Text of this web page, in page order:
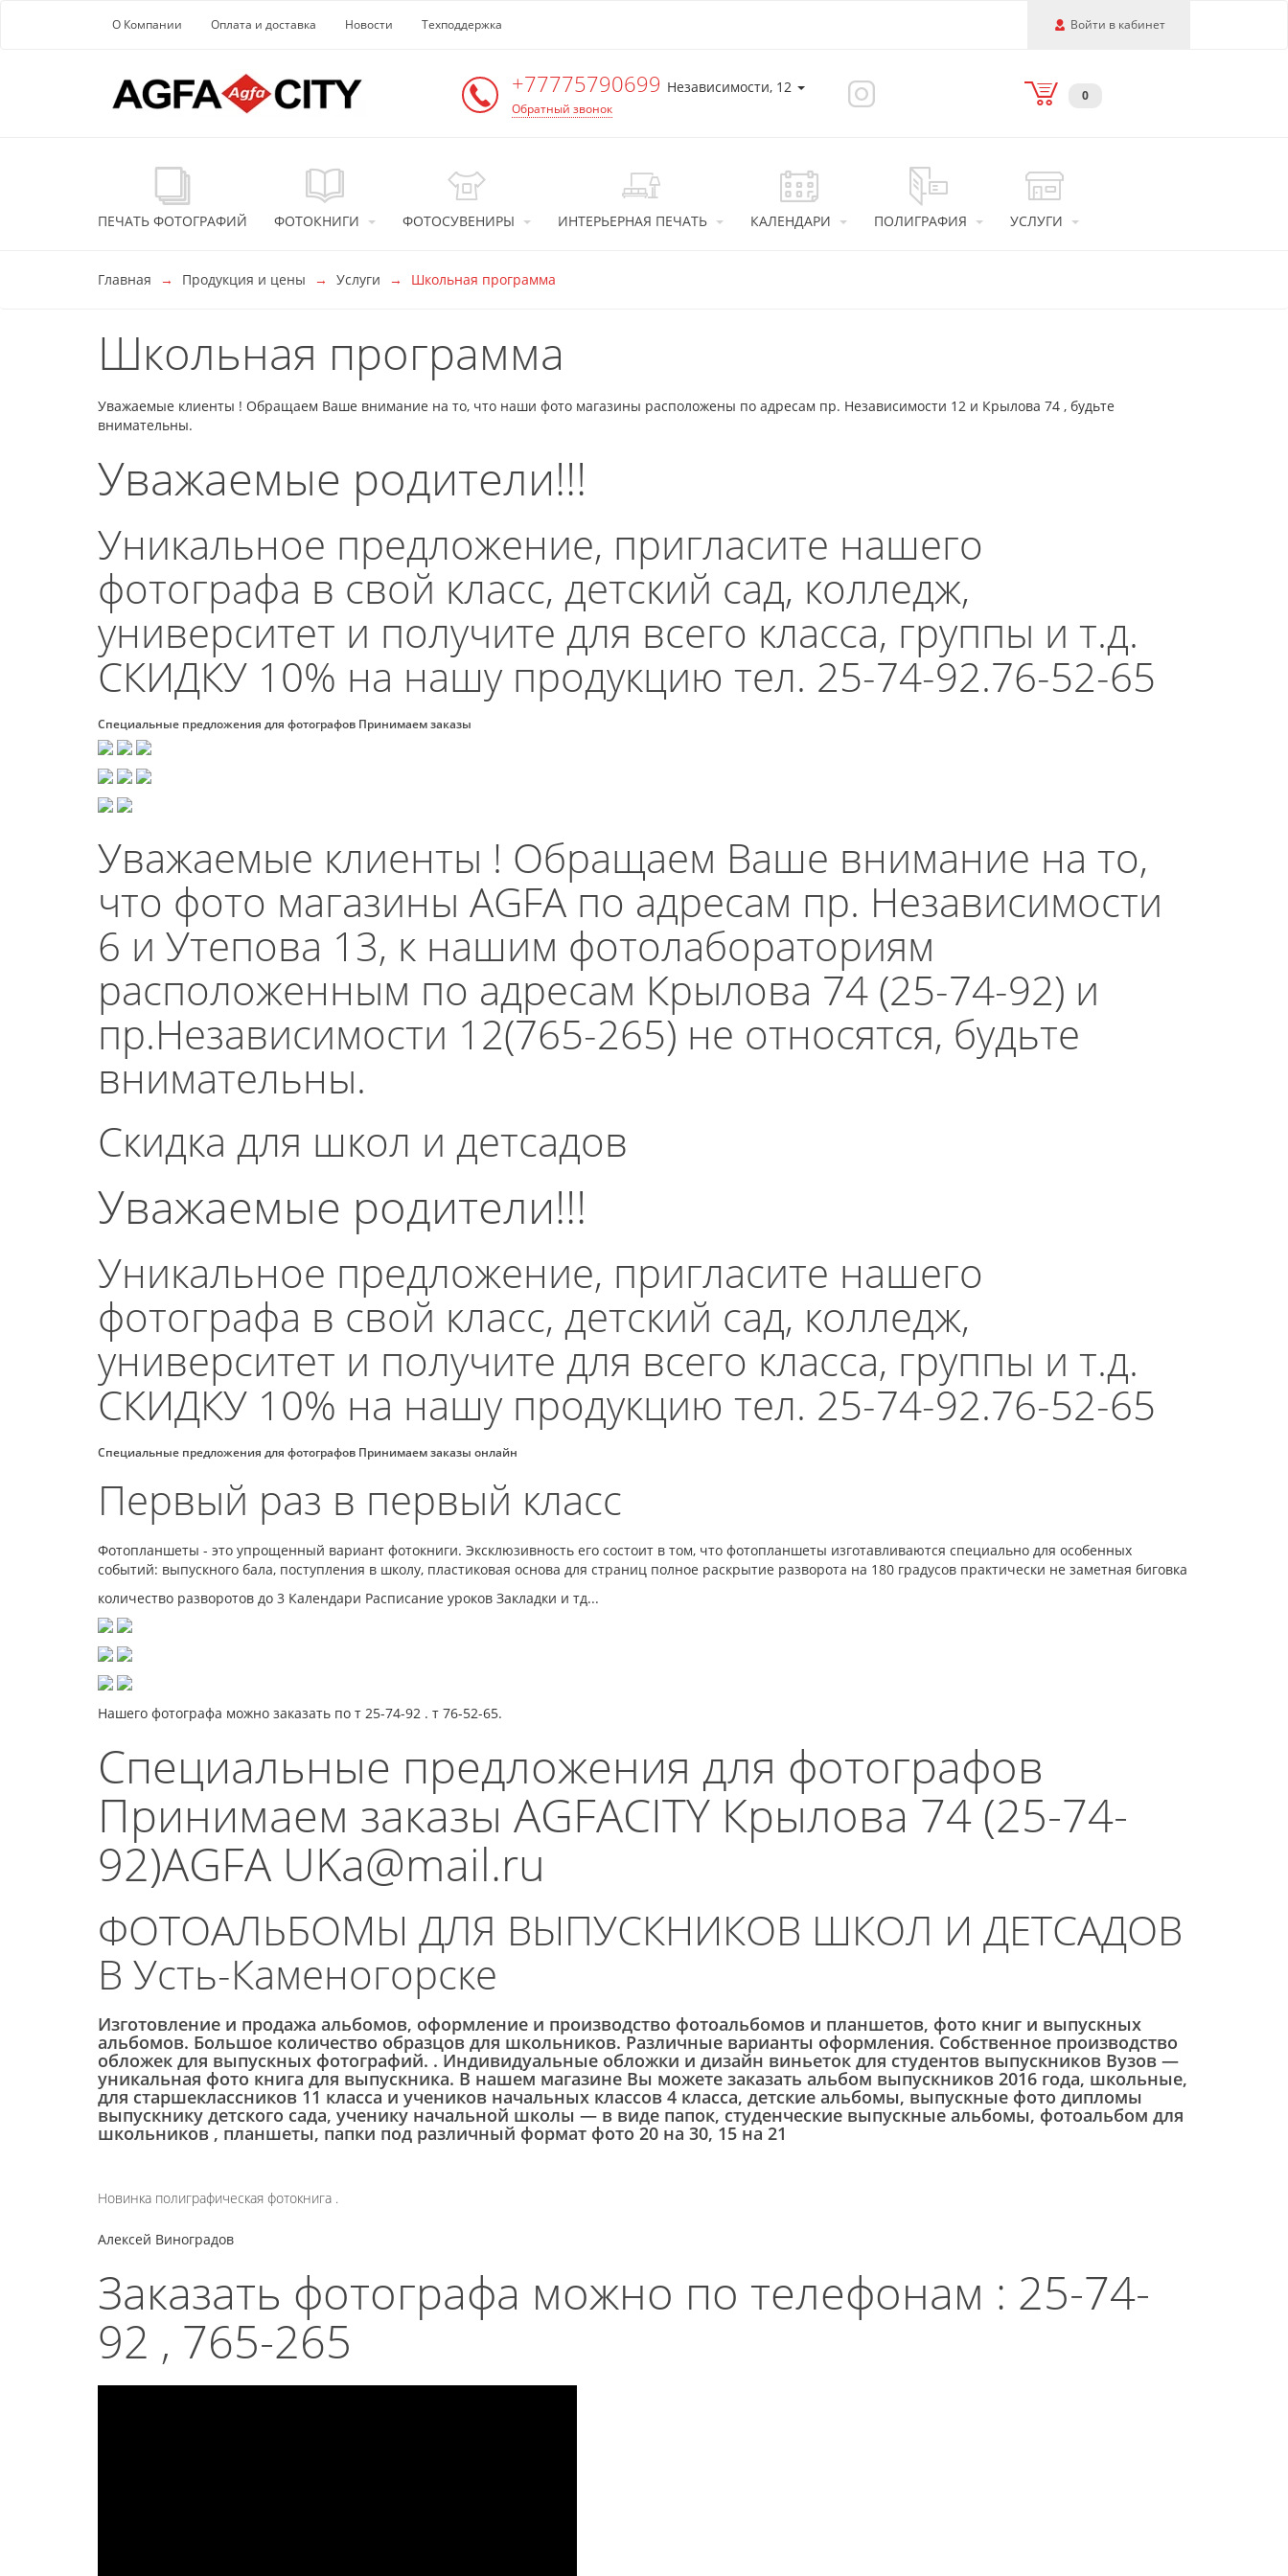
Перейти к основной информации
О Компании Оплата и доставка Новости Техподдержка Войти в кабинет
+77775790699 Независимости, 12
Обратный звонок
0
ПЕЧАТЬ ФОТОГРАФИЙ ФОТОКНИГИ ФОТОСУВЕНИРЫ ИНТЕРЬЕРНАЯ ПЕЧАТЬ КАЛЕНДАРИ ПОЛИГРАФИЯ УСЛУГИ
Главная Продукция и цены Услуги Школьная программа
Школьная программа
Уважаемые клиенты ! Обращаем Ваше внимание на то, что наши фото магазины расположены по адресам пр. Независимости 12 и Крылова 74 , будьте
внимательны.
Уважаемые родители!!!
Уникальное предложение, пригласите нашего
фотографа в свой класс, детский сад, колледж,
университет и получите для всего класса, группы и т.д.
СКИДКУ 10% на нашу продукцию тел. 25-74-92.76-52-65
Специальные предложения для фотографов Принимаем заказы
Уважаемые клиенты ! Обращаем Ваше внимание на то,
что фото магазины AGFA по адресам пр. Независимости
6 и Утепова 13, к нашим фотолабораториям
расположенным по адресам Крылова 74 (25-74-92) и
пр.Независимости 12(765-265) не относятся, будьте
внимательны.
Скидка для школ и детсадов
Уважаемые родители!!!
Уникальное предложение, пригласите нашего
фотографа в свой класс, детский сад, колледж,
университет и получите для всего класса, группы и т.д.
СКИДКУ 10% на нашу продукцию тел. 25-74-92.76-52-65
Специальные предложения для фотографов Принимаем заказы онлайн
Первый раз в первый класс
Фотопланшеты - это упрощенный вариант фотокниги. Эксклюзивность его состоит в том, что фотопланшеты изготавливаются специально для особенных
событий: выпускного бала, поступления в школу, пластиковая основа для страниц полное раскрытие разворота на 180 градусов практически не заметная биговка
количество разворотов до 3 Календари Расписание уроков Закладки и тд...
Нашего фотографа можно заказать по т 25-74-92 . т 76-52-65.
Специальные предложения для фотографов
Принимаем заказы AGFACITY Крылова 74 (25-74-
92)AGFA UKa@mail.ru
ФОТОАЛЬБОМЫ ДЛЯ ВЫПУСКНИКОВ ШКОЛ И ДЕТСАДОВ
В Усть-Каменогорске
Изготовление и продажа альбомов, оформление и производство фотоальбомов и планшетов, фото книг и выпускных
альбомов. Большое количество образцов для школьников. Различные варианты оформления. Собственное производство
обложек для выпускных фотографий. . Индивидуальные обложки и дизайн виньеток для студентов выпускников Вузов —
уникальная фото книга для выпускника. В нашем магазине Вы можете заказать альбом выпускников 2016 года, школьные,
для старшеклассников 11 класса и учеников начальных классов 4 класса, детские альбомы, выпускные фото дипломы
выпускнику детского сада, ученику начальной школы — в виде папок, студенческие выпускные альбомы, фотоальбом для
школьников , планшеты, папки под различный формат фото 20 на 30, 15 на 21
Новинка полиграфическая фотокнига .
Алексей Виноградов
Заказать фотографа можно по телефонам : 25-74-
92 , 765-265